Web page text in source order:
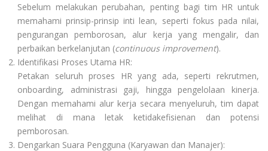
Sebelum melakukan perubahan, penting bagi tim HR untuk
memahami prinsip-prinsip inti lean, seperti fokus pada nilai,
pengurangan pemborosan, alur kerja yang mengalir, dan
perbaikan berkelanjutan (continuous improvement).
Identifikasi Proses Utama HR:
Petakan seluruh proses HR yang ada, seperti rekrutmen,
onboarding, administrasi gaji, hingga pengelolaan kinerja.
Dengan memahami alur kerja secara menyeluruh, tim dapat
melihat di mana letak ketidakefisienan dan potensi
pemborosan.
Dengarkan Suara Pengguna (Karyawan dan Manajer):